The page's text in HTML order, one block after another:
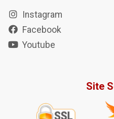
Instagram
Facebook
Youtube
Site